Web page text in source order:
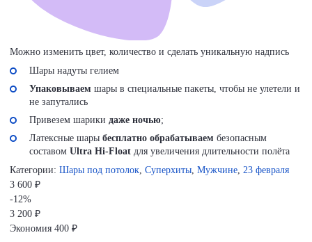
Можно изменить цвет, количество и сделать уникальную надпись
Шары надуты гелием
Упаковываем шары в специальные пакеты, чтобы не улетели и
не запутались
Привезем шарики даже ночью;
Латексные шары бесплатно обрабатываем безопасным
составом Ultra Hi-Float для увеличения длительности полёта
Категории: Шары под потолок Суперхиты Мужчине 23 февраля
3 600 ₽
-12%
3 200 ₽
Экономия 400 ₽